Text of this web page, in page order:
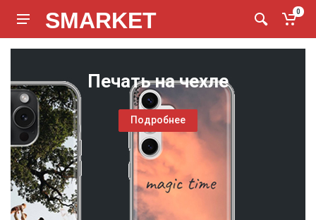
SMARKET 0
Печать на чехле
Подробнее